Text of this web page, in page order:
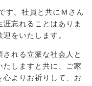
。社員と共にＭさん
忘れることはありま
をいたします。
れる立派な社会人と
たしますと共に、ご家
よりお祈りして、お